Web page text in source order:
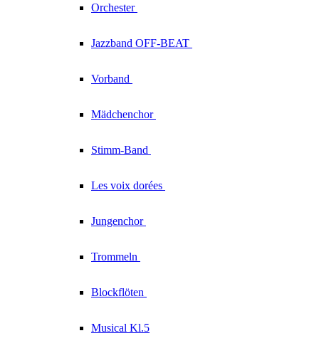
Orchester
Jazzband OFF-BEAT
Vorband
Mädchenchor
Stimm-Band
Les voix dorées
Jungenchor
Trommeln
Blockflöten
Musical Kl.5